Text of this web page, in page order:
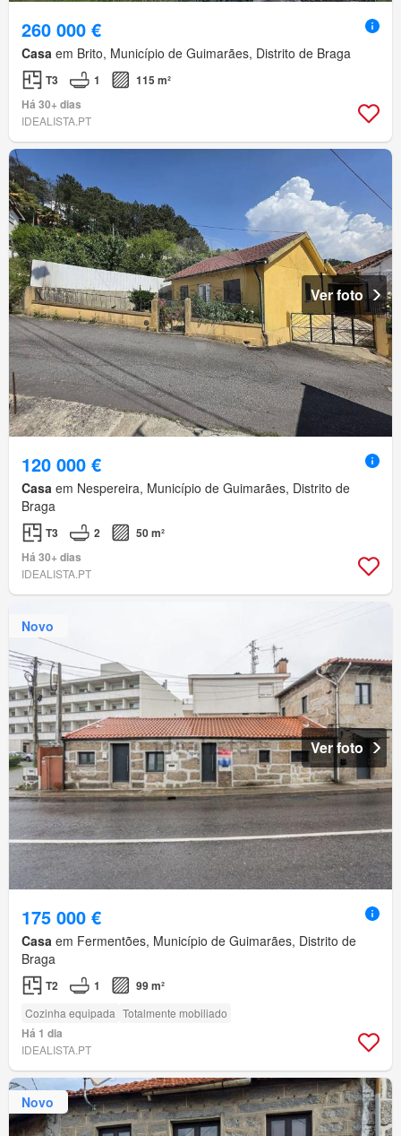
260 000 €
Casa em Brito, Município de Guimarães, Distrito de Braga
T3 1
115 m²
Há 30+ dias
IDEALISTA.PT
Ver foto
120 000 €
Casa em Nespereira, Município de Guimarães, Distrito de
Braga
T3 2
50 m²
Há 30+ dias
IDEALISTA.PT
Novo
Ver foto
175 000 €
Casa em Fermentões, Município de Guimarães, Distrito de
Braga
T2 1 99 m²
Cozinha equipada Totalmente mobiliado
Há 1 dia
IDEALISTA.PT
Novo